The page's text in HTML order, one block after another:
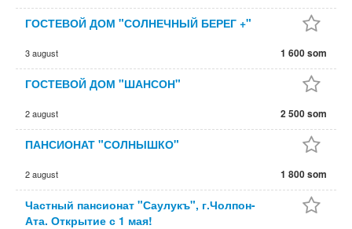
ГОСТЕВОЙ ДОМ "СОЛНЕЧНЫЙ БЕРЕГ +"
3 august 1 600 som
ГОСТЕВОЙ ДОМ "ШАНСОН"
2 august 2 500 som
ПАНСИОНАТ "СОЛНЫШКО"
2 august 1 800 som
Частный пансионат "Саулукъ", г.Чолпон-
Ата. Открытие с 1 мая!